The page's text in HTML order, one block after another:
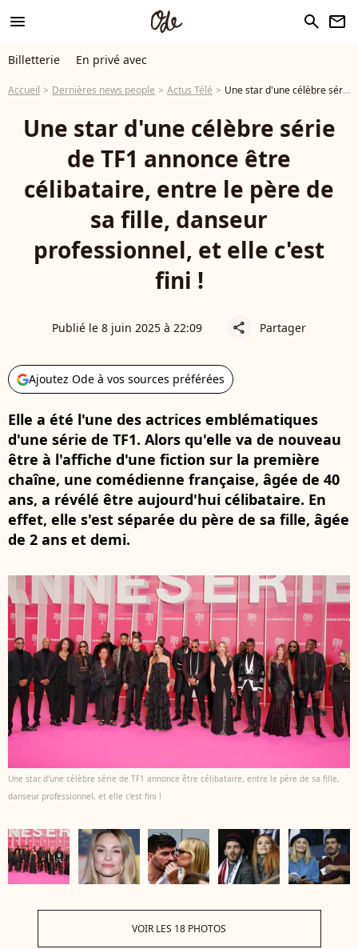
menu search newsletter
Billetterie En privé avec
Accueil Dernières news people Actus Télé Une star d'une célèbre série de TF1 annonce être célibataire, entre le père de sa fille, danseur professionnel, et elle c'est fini !
Une star d'une célèbre série
de TF1 annonce être
célibataire, entre le père de
sa fille, danseur
professionnel, et elle c'est
fini !
Publié le 8 juin 2025 à 22:09 share Partager
Ajoutez Ode à vos sources préférées
Elle a été l'une des actrices emblématiques
d'une série de TF1. Alors qu'elle va de nouveau
être à l'affiche d'une fiction sur la première
chaîne, une comédienne française, âgée de 40
ans, a révélé être aujourd'hui célibataire. En
effet, elle s'est séparée du père de sa fille, âgée
de 2 ans et demi.
Une star d'une célèbre série de TF1 annonce être célibataire, entre le père de sa fille,
danseur professionnel, et elle c'est fini !
VOIR LES 18 PHOTOS